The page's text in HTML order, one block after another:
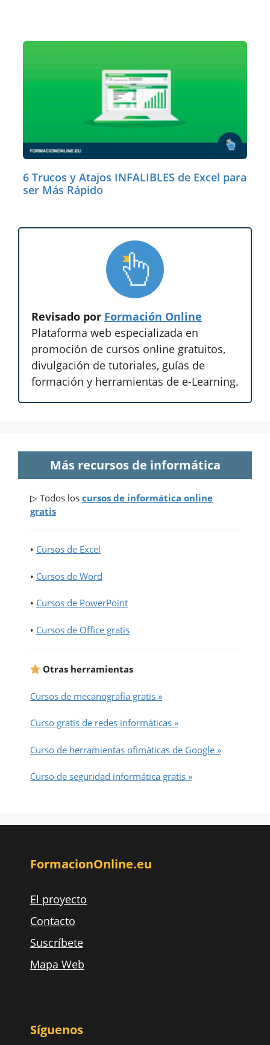
6 Trucos y Atajos INFALIBLES de Excel para
ser Más Rápido
Revisado por Formación Online
Plataforma web especializada en
promoción de cursos online gratuitos,
divulgación de tutoriales, guías de
formación y herramientas de e-Learning.
Más recursos de informática
▷ Todos los cursos de informática online
gratis
• Cursos de Excel
• Cursos de Word
• Cursos de PowerPoint
• Cursos de Office gratis
Otras herramientas
Cursos de mecanografía gratis »
Curso gratis de redes informáticas »
Curso de herramientas ofimáticas de Google »
Curso de seguridad informática gratis »
FormacionOnline.eu
El proyecto
Contacto
Suscríbete
Mapa Web
Síguenos